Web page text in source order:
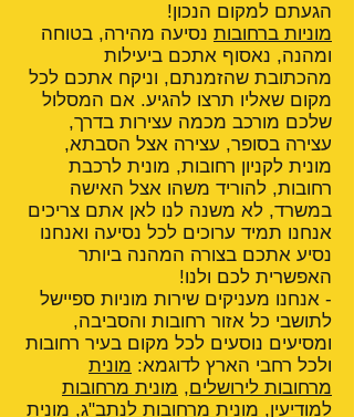
הגעתם למקום הנכון!
מוניות ברחובות נסיעה מהירה, בטוחה
ומהנה, נאסוף אתכם ביעילות
מהכתובת שהזמנתם, וניקח אתכם לכל
מקום שאליו תרצו להגיע. אם המסלול
שלכם מורכב מכמה עצירות בדרך,
עצירה בסופר, עצירה אצל הסבתא,
מונית לקניון רחובות, מונית לרכבת
רחובות, להוריד משהו אצל האישה
במשרד, לא משנה לנו לאן אתם צריכים
אנחנו תמיד ערוכים לכל נסיעה ואנחנו
נסיע אתכם בצורה המהנה ביותר
האפשרית לכם ולנו!
- אנחנו מעניקים שירות מוניות ספיישל
לתושבי כל אזור רחובות והסביבה,
ומסיעים נוסעים לכל מקום בעיר רחובות
ולכל רחבי הארץ לדוגמא: מונית
מרחובות לירושלים, מונית מרחובות
למודיעין, מונית מרחובות לנתב"ג, מונית